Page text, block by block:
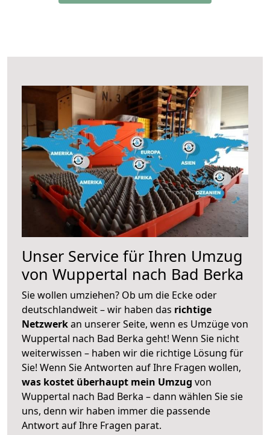
Unser Service für Ihren Umzug
von Wuppertal nach Bad Berka
Sie wollen umziehen? Ob um die Ecke oder
deutschlandweit – wir haben das richtige
Netzwerkan unserer Seite, wenn es Umzüge von
Wuppertal nach Bad Berka geht! Wenn Sie nicht
weiterwissen – haben wir die richtige Lösung für
Sie! Wenn Sie Antworten auf Ihre Fragen wollen,
was kostet überhaupt mein Umzug von
Wuppertal nach Bad Berka – dann wählen Sie sie
uns, denn wir haben immer die passende
Antwort auf Ihre Fragen parat.